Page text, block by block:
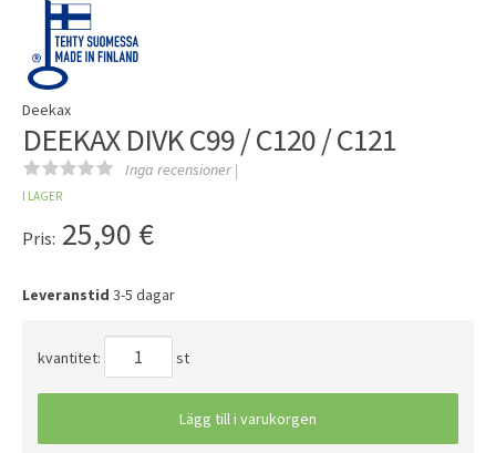
Deekax
DEEKAX DIVK C99 / C120 / C121
Inga recensioner |
I LAGER
Pris: 25,90 €
Leveranstid 3-5 dagar
kvantitet: st
Lägg till i varukorgen